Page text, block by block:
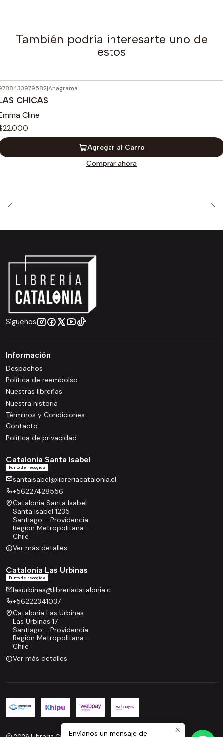
También podría interesarte uno de
estos
|Anagrama
CHICAS
Cline
Agregar al Carro
Comprar ahora
Síguenos
Información
Despachos
Política de reembolso
Nuestras librerías
Nuestra historia
Términos y Condiciones
Contacto
Política de privacidad
Catalonia Santa Isabel
Punto de recogida
santaisabel@libreriacatalonia.cl
+56227428556
Catalonia Santa Isabel
Santa Isabel 1235
Santiago - Providencia
Región Metropolitana -
Chile
Ver más detalles
Catalonia Las Urbinas
Punto de recogida
lasurbinas@libreriacatalonia.cl
+56222341037
Catalonia Las Urbinas
Las Urbinas 17
Santiago - Providencia
Región Metropolitana -
Chile
Ver más detalles
Envíanos un mensaje de